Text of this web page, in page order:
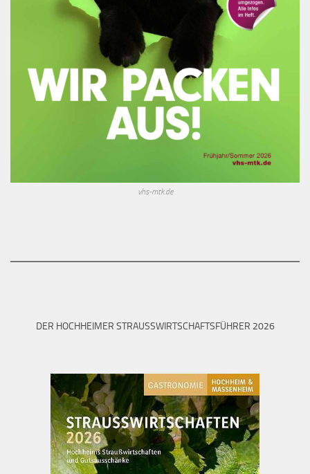
vhs-mtk.de
DER HOCHHEIMER STRAUSSWIRTSCHAFTSFÜHRER 2026